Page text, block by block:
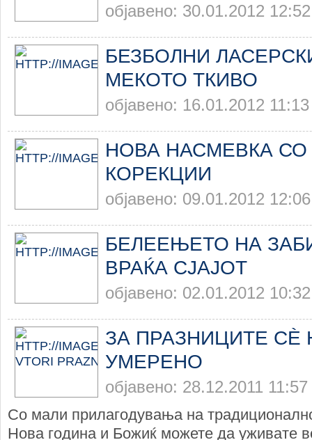
објавено: 30.01.2012 12:52
БЕЗБОЛНИ
МЕКОТО ТКИВО
објавено: 16.01.2012 11:13
НОВА НАСМЕВКА СО
КОРЕКЦИИ
објавено: 09.01.2012 12:06
БЕЛЕЕЊЕТО НА
ВРАЌА СЈАЈОТ
објавено: 02.01.2012 10:32
ЗА ПРАЗНИЦИТЕ СЀ
УМЕРЕНО
објавено: 28.12.2011 11:57
Со мали прилагодувања на
Нова година и Божиќ можете да уживате